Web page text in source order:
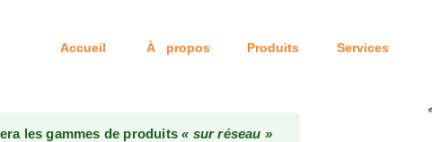
Accueil À propos Produits Services
les gammes de produits« sur réseau »